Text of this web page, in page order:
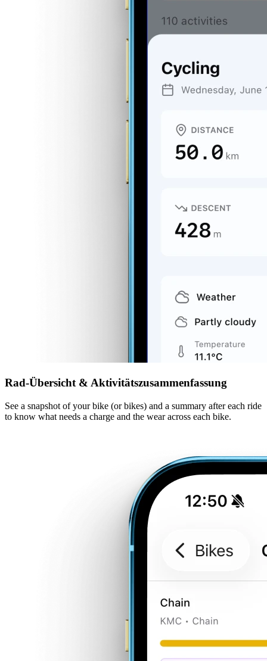
Rad-Übersicht & Aktivitätszusammenfassung
See a snapshot of your bike (or bikes) and a summary after each ride
to know what needs a charge and the wear across each bike.